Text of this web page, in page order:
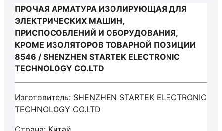
ПРОЧАЯ АРМАТУРА ИЗОЛИРУЮЩАЯ ДЛЯ
ЭЛЕКТРИЧЕСКИХ МАШИН,
ПРИСПОСОБЛЕНИЙ И ОБОРУДОВАНИЯ,
КРОМЕ ИЗОЛЯТОРОВ ТОВАРНОЙ ПОЗИЦИИ
8546 / SHENZHEN STARTEK ELECTRONIC
TECHNOLOGY CO.LTD
Изготовитель: SHENZHEN STARTEK ELECTRONIC
TECHNOLOGY CO.LTD
Страна: Китай